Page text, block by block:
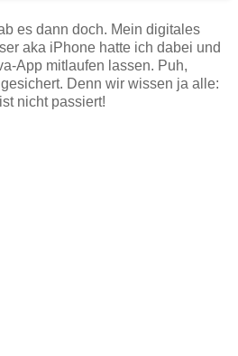
es dann doch. Mein digitales
aka iPhone hatte ich dabei und
App mitlaufen lassen. Puh,
Denn wir wissen ja alle:
nicht passiert!